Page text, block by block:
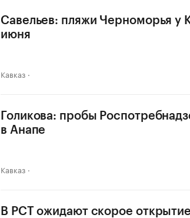
Савельев: пляжи Черноморья у
июня
Кавказ
Голикова: пробы
в Анапе
Кавказ
В РСТ ожидают скорое